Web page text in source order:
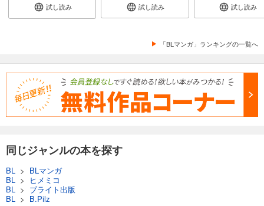
試し読み 試し読み 試し読み
「BLマンガ」ランキングの一覧へ
同じジャンルの本を探す
BL > BLマンガ
BL >
ヒメミコ
BL > ブライト出版
BL > B.Pilz